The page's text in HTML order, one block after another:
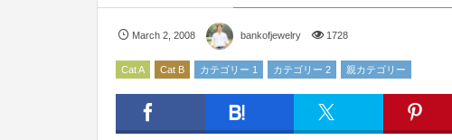
March 2 ,2008 bankofjewelry 1728
Cat A Cat B カテゴリー 1 カテゴリー 2 親カテゴリー